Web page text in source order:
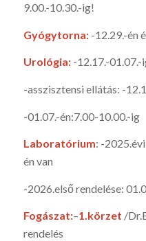
9.00.-10.30.-ig!
Gyógytorna:-12.29.-én
Urológia:-12.17.-01.07.-
-asszisztensi ellátás: -
-01.07.-én:7.00-10.00.-ig
Laboratórium: -
én van
-2026.első rendelése:
Fogászat:–1.körzet /
rendelés